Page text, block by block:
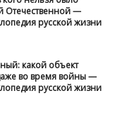
Отечественной —
русской жизни
какой объект
во время войны —
русской жизни